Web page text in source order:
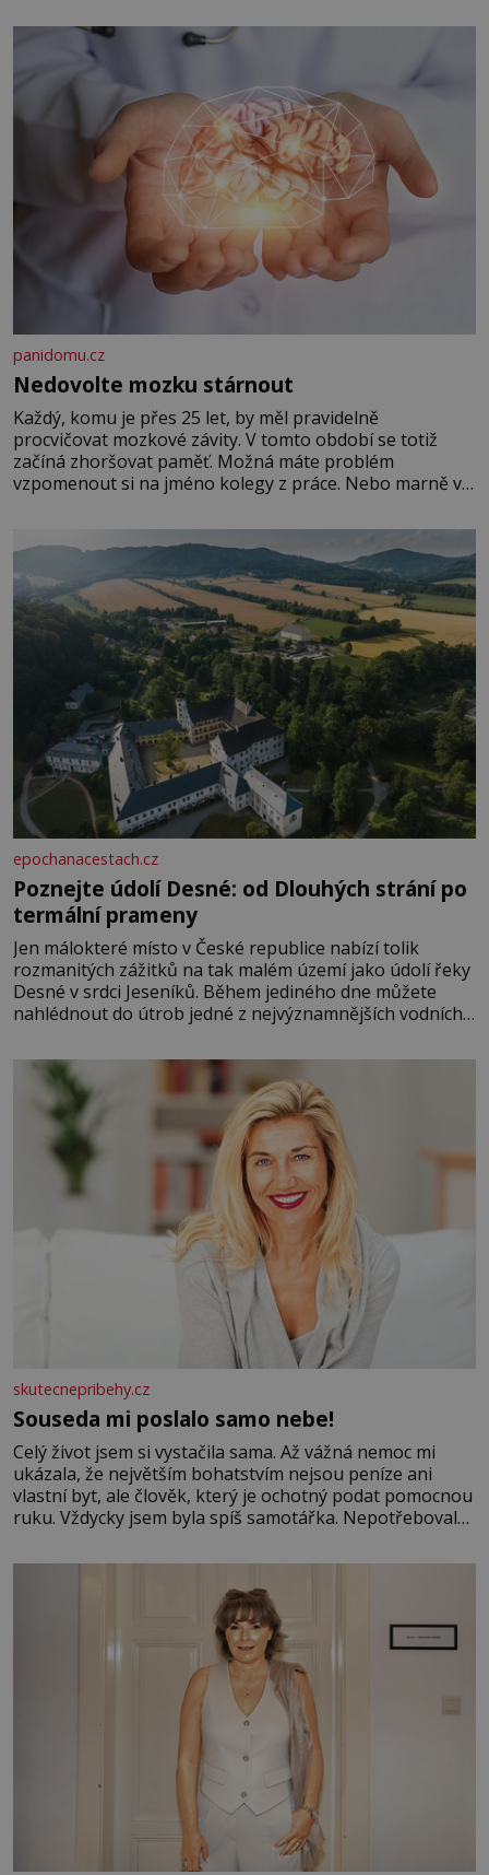
panidomu.cz
Nedovolte mozku stárnout
Každý, komu je přes 25 let, by měl pravidelně
procvičovat mozkové závity. V tomto období se totiž
začíná zhoršovat paměť. Možná máte problém
vzpomenout si na jméno kolegy z práce. Nebo marně v
Je to opravdu tak, s věkem jako kdyby se paměť
rozhodla stávkovat. Cvičte
epochanacestach.cz
Poznejte údolí Desné: od Dlouhých strání po
termální prameny
Jen málokteré místo v České republice nabízí tolik
rozmanitých zážitků na tak malém území jako údolí řeky
Desné v srdci Jeseníků. Během jediného dne můžete
nahlédnout do útrob jedné z nejvýznamnějších vodních
se na koloběžce a den zakončit poznáváním památek ve
Velkých Losinách nebo v termálním
skutecnepribehy.cz
Souseda mi poslalo samo nebe!
Celý život jsem si vystačila sama. Až vážná nemoc mi
ukázala, že největším bohatstvím nejsou peníze ani
vlastní byt, ale člověk, který je ochotný podat pomocnou
ruku. Vždycky jsem byla spíš samotářka. Nepotřebovala
mi knihy, práce a hlavně klid. Hned po studiích jsem